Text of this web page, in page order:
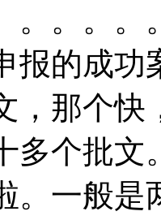
。。。
报的成功
，那个
多个批文
。一般是